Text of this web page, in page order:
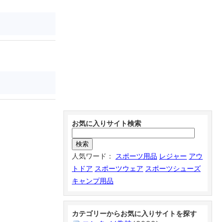
お気に入りサイト検索
人気ワード： スポーツ用品 レジャー アウ
トドア スポーツウェア スポーツシューズ
キャンプ用品
カテゴリーからお気に入りサイトを探す